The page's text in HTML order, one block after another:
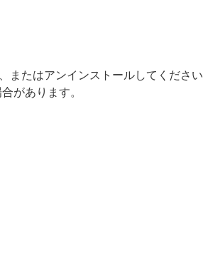
またはアンインストールしてください
があります。